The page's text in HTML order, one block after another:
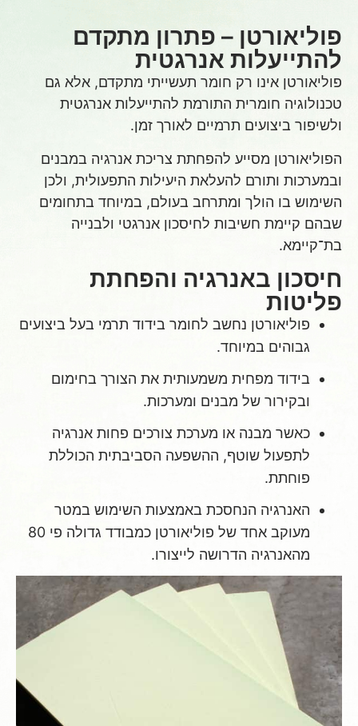
פוליאורטן – פתרון מתקדם
להתייעלות אנרגטית
פוליאורטן אינו רק חומר תעשייתי מתקדם, אלא גם
טכנולוגיה חומרית התורמת להתייעלות אנרגטית
ולשיפור ביצועים תרמיים לאורך זמן.
הפוליאורטן מסייע להפחתת צריכת אנרגיה במבנים
ובמערכות ותורם להעלאת היעילות התפעולית, ולכן
השימוש בו הולך ומתרחב בעולם, במיוחד בתחומים
שבהם קיימת חשיבות לחיסכון אנרגטי ולבנייה
בת־קיימא.
חיסכון באנרגיה והפחתת
פליטות
פוליאורטן נחשב לחומר בידוד תרמי בעל ביצועים
גבוהים במיוחד.
בידוד מפחית משמעותית את הצורך בחימום
ובקירור של מבנים ומערכות.
כאשר מבנה או מערכת צורכים פחות אנרגיה
לתפעול שוטף, ההשפעה הסביבתית הכוללת
פוחתת.
האנרגיה הנחסכת באמצעות השימוש במטר
מעוקב אחד של פוליאורטן כמבודד גדולה פי 80
מהאנרגיה הדרושה לייצורו.